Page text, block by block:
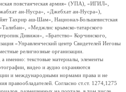
повстанческая армия» (УПА), «ИГИЛ»,
ан-Нусра», «Джебхат ан-Нусра»),
Тахрир аш-Шам», Национал-Большевистская
«Меджлис крымско-татарского
Дивижн», «Братство» Корчинского,
«Управленческий центр Свидетелей Иеговы
религиозные организации.
именно: текстовые материалы, элементы
видео и аудио охраняются
и международными нормами права и не
правообладателей. Согласно ст.ст. 1274,1275